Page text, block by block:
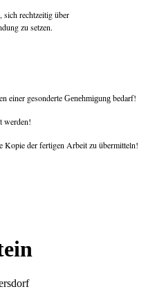
rechtzeitig über
zu setzen.
einer gesonderte Genehmigung bedarf!
werden!
der fertigen Arbeit zu übermitteln!